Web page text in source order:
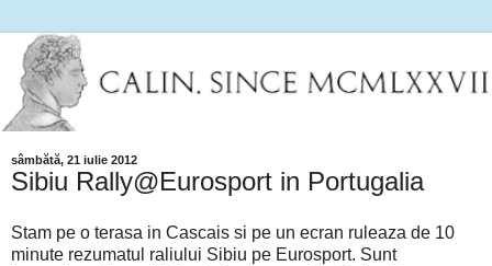
sâmbătă, 21 iulie 2012
Sibiu Rally@Eurosport in Portugalia
Stam pe o terasa in Cascais si pe un ecran ruleaza de 10
minute rezumatul raliului Sibiu pe Eurosport. Sunt